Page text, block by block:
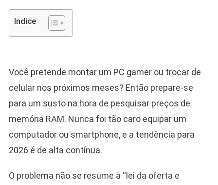
Indice
Você pretende montar um PC gamer ou trocar de
celular nos próximos meses? Então prepare-se
para um susto na hora de pesquisar preços de
memória RAM. Nunca foi tão caro equipar um
computador ou smartphone, e a tendência para
2026 é de alta contínua.
O problema não se resume à “lei da oferta e